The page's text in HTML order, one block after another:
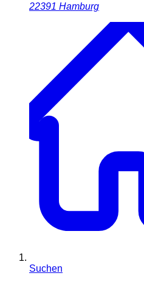
22391 Hamburg
Suchen